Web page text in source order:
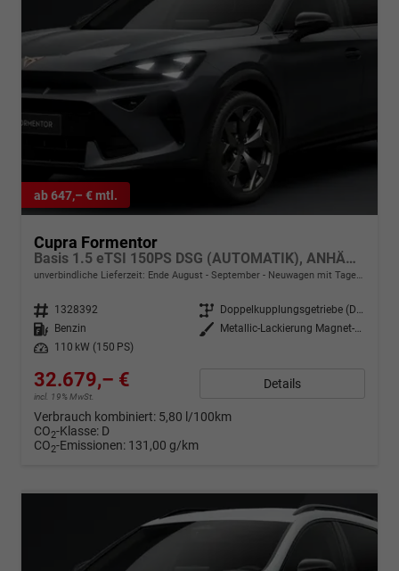
ab 647,– € mtl.
Cupra Formentor
Basis 1.5 eTSI 150PS DSG (AUTOMATIK), ANHÄNGERKUPPLUNG, KESSY, ALARM, RÜCKFAHRKAMERA, ELEKTR. HECKKLAPPE, 18" Alu, Sitzheizung, M-Lederlenkrad beheizt, 3-Zonen-Climatronic, Parksensoren vorne/hinten, ACC-Tempomat, Digitales Cockpit 10", Radio 12,9"+Full-Link
unverbindliche Lieferzeit: Ende August - September Neuwagen mit Tageszulassung
Fahrzeugnr. 1328392 Getriebe
Doppelkupplungsgetriebe (DSG)
Kraftstoff
Benzin Außenfarbe
Metallic-Lackierung Magnet-Tech-Grau
Leistung
110 kW (150 PS)
32.679,– €
incl. 19% MwSt.
Details
Verbrauch kombiniert: 5,80 l/100km
CO2-Klasse: D
CO2-Emissionen: 131,00 g/km